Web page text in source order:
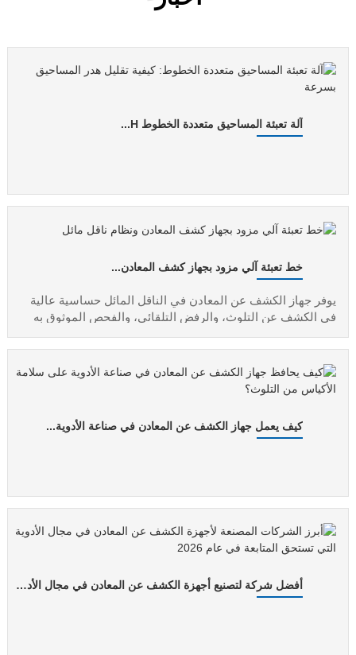
آلة تعبئة المساحيق متعددة الخطوط H...
خط تعبئة آلي مزود بجهاز كشف المعادن...
يوفر جهاز الكشف عن المعادن في الناقل المائل حساسية عالية
في الكشف عن التلوث، والرفض التلقائي، والفحص الموثوق به
كيف يعمل جهاز الكشف عن المعادن في صناعة الأدوية...
أفضل شركة لتصنيع أجهزة الكشف عن المعادن في مجال الأدوية...